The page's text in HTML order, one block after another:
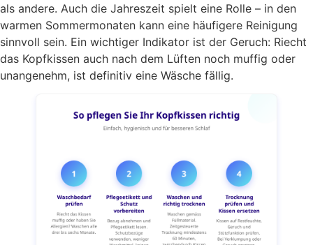
als andere. Auch die Jahreszeit spielt eine Rolle – in den
warmen Sommermonaten kann eine häufigere Reinigung
sinnvoll sein. Ein wichtiger Indikator ist der Geruch: Riecht
das Kopfkissen auch nach dem Lüften noch muffig oder
unangenehm, ist definitiv eine Wäsche fällig.